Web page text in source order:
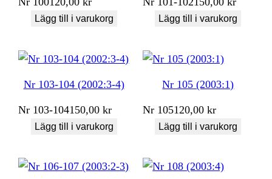
Lägg till i varukorg Lägg till i varukorg
Nr 103-104 (2002:3-4)
Nr 103-104150,00kr
Lägg till i varukorg
Nr 105 (2003:1)
Nr 105120,00kr
Lägg till i varukorg